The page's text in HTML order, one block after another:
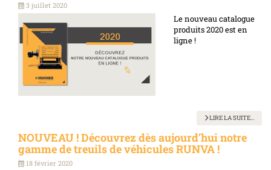
3 juillet 2020
Le nouveau catalogue
produits 2020 est en
ligne !
LIRE LA SUITE...
NOUVEAU ! Découvrez dès aujourd’hui notre
gamme de treuils de véhicules RUNVA !
18 février 2020